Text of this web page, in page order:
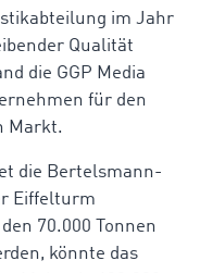
im Jahr
Qualität
die GGP Media
für den
Markt.
die Bertelsmann-
Eiffelturm
70.000 Tonnen
könnte das